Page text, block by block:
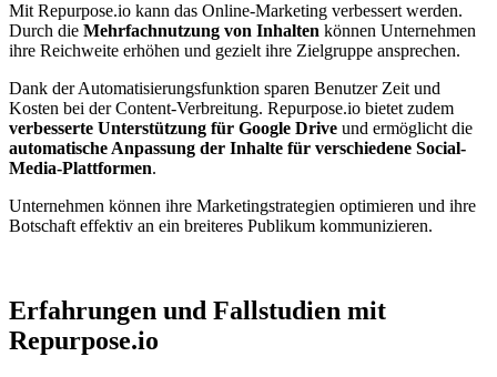
Mit Repurpose.io kann das Online-Marketing verbessert werden.
Durch die Mehrfachnutzung von Inhalten können Unternehmen
ihre Reichweite erhöhen und gezielt ihre Zielgruppe ansprechen.
Dank der Automatisierungsfunktion sparen Benutzer Zeit und
Kosten bei der Content-Verbreitung. Repurpose.io bietet zudem
verbesserte Unterstützung für Google Drive und ermöglicht die
automatische Anpassung der Inhalte für verschiedene Social-
Media-Plattformen.
Unternehmen können ihre Marketingstrategien optimieren und ihre
Botschaft effektiv an ein breiteres Publikum kommunizieren.
Erfahrungen und Fallstudien mit
Repurpose.io